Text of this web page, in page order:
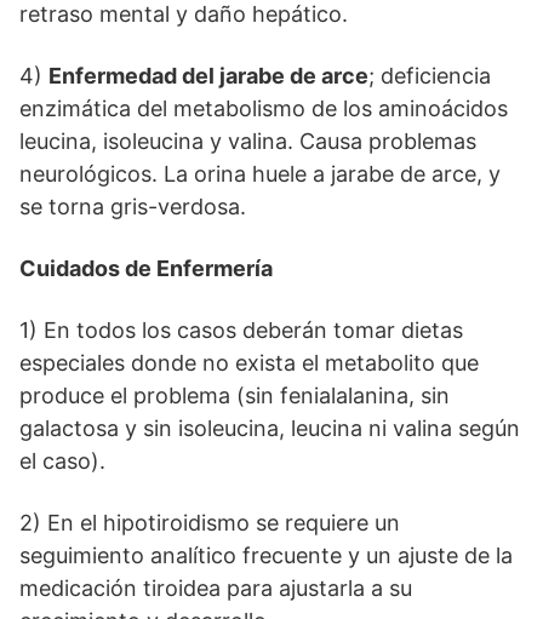
retraso mental y daño hepático.
4) Enfermedad del jarabe de arce; deficiencia
enzimática del metabolismo de los aminoácidos
leucina, isoleucina y valina. Causa problemas
neurológicos. La orina huele a jarabe de arce, y
se torna gris-verdosa.
Cuidados de Enfermería
1) En todos los casos deberán tomar dietas
especiales donde no exista el metabolito que
produce el problema (sin fenialalanina, sin
galactosa y sin isoleucina, leucina ni valina según
el caso).
2) En el hipotiroidismo se requiere un
seguimiento analítico frecuente y un ajuste de la
medicación tiroidea para ajustarla a su